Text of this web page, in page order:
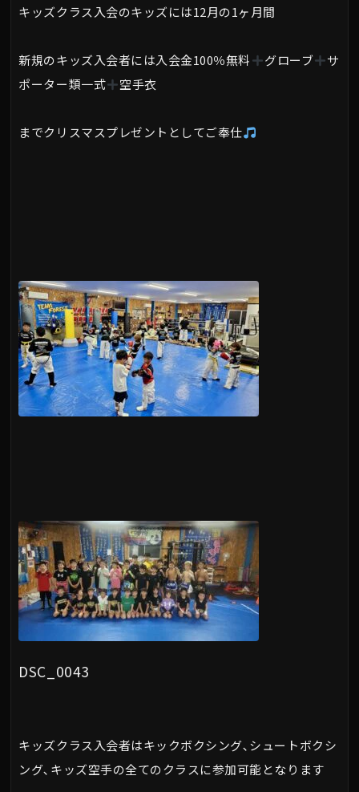
キッズクラス入会のキッズには12月の1ヶ月間
新規のキッズ入会者には入会金100％無料 グローブ
サ
ポーター類一式
空手衣
までクリスマスプレゼントとしてご奉仕
DSC_0043
キッズクラス入会者はキックボクシング､シュートボクシ
ング､キッズ空手の全てのクラスに参加可能となります